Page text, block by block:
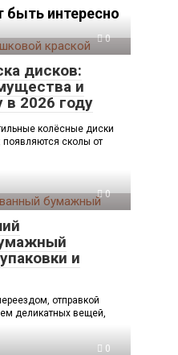
интересно
0
дисков:
и
2026 году
колёсные диски
сколы от
0
и
отправкой
деликатных вещей,
0